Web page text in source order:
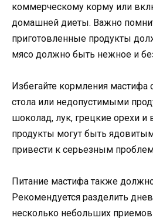
коммерческому корму или
домашней диеты. Важно
приготовленные продукты
мясо должно быть нежное и
Избегайте кормления мастифа
стола или недопустимыми
шоколад, лук, грецкие орехи и
продукты могут быть
привести к серьезным
Питание мастифа также
Рекомендуется разделить
несколько небольших